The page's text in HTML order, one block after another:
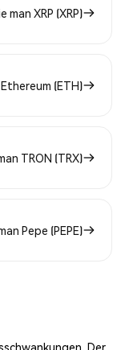
man XRP (XRP)
(ETH)
TRON (TRX)
Pepe (PEPE)
Der